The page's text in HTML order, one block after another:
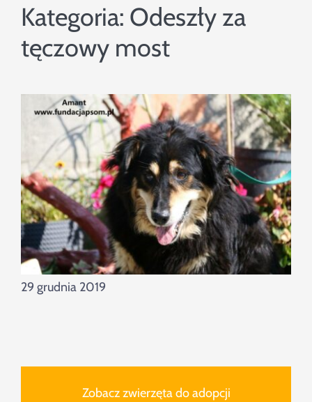
Kategoria: Odeszły za
tęczowy most
29 grudnia 2019
Zobacz zwierzęta do adopcji